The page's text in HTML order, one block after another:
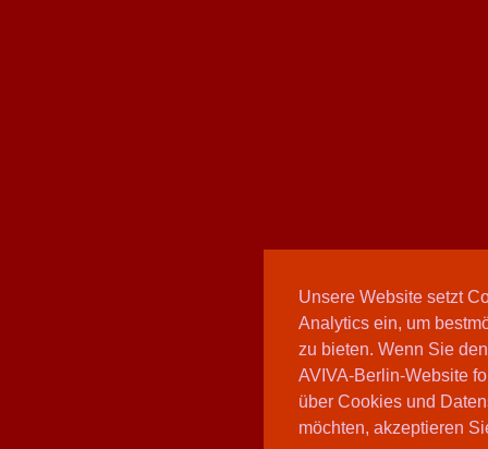
Unsere Website setzt
Analytics ein, um
zu bieten. Wenn Sie
AVIVA-Berlin-Website
über Cookies und
möchten, akzeptieren